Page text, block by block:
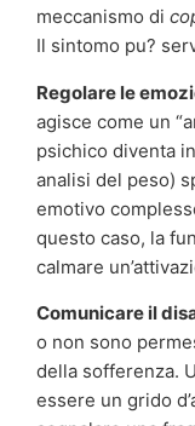
meccanismo di
Il sintomo pu?
Regolare le
agisce come un
psichico diventa
analisi del peso)
emotivo
questo caso, la
calmare
Comunicare il
o non sono
della sofferenza.
essere un grido